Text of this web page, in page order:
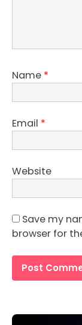
Name *
Email *
Website
Save my
browser for